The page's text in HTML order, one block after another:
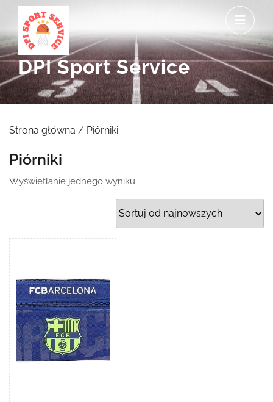
content
DPI Sport Service
Strona główna / Piórniki
Piórniki
Wyświetlanie jednego wyniku